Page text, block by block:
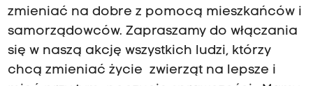
zmieniać na dobre z pomocą mieszkańców i
samorządowców. Zapraszamy do włączania
się w naszą akcję wszystkich ludzi, którzy
chcą zmieniać życie zwierząt na lepsze i